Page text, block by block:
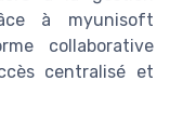
à myunisoft
collaborative
centralisé et